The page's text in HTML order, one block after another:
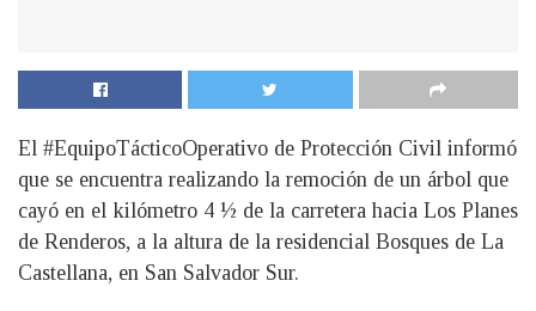
El #EquipoTácticoOperativo de Protección Civil informó
que se encuentra realizando la remoción de un árbol que
cayó en el kilómetro 4 ½ de la carretera hacia Los Planes
de Renderos, a la altura de la residencial Bosques de La
Castellana, en San Salvador Sur.